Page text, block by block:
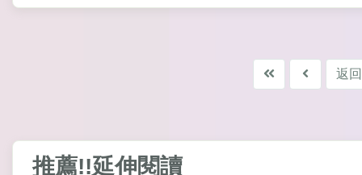
返
推薦!!延伸閱讀